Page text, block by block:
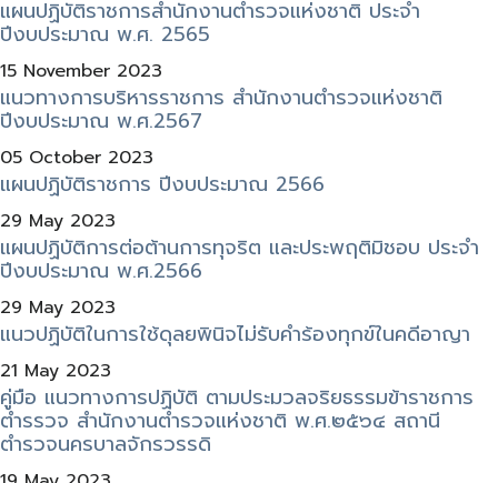
แผนปฏิบัติราชการสำนักงานตำรวจแห่งชาติ ประจำ
ปีงบประมาณ พ.ศ. 2565
15 November 2023
แนวทางการบริหารราชการ สำนักงานตำรวจแห่งชาติ
ปีงบประมาณ พ.ศ.2567
05 October 2023
แผนปฏิบัติราชการ ปีงบประมาณ 2566
29 May 2023
แผนปฏิบัติการต่อต้านการทุจริต และประพฤติมิชอบ ประจำ
ปีงบประมาณ พ.ศ.2566
29 May 2023
แนวปฏิบัติในการใช้ดุลยพินิจไม่รับคำร้องทุกข์ในคดีอาญา
21 May 2023
คู่มือ แนวทางการปฏิบัติ ตามประมวลจริยธรรมข้าราชการ
ตำรรวจ สำนักงานตำรวจแห่งชาติ พ.ศ.๒๕๖๔ สถานี
ตำรวจนครบาลจักรวรรดิ